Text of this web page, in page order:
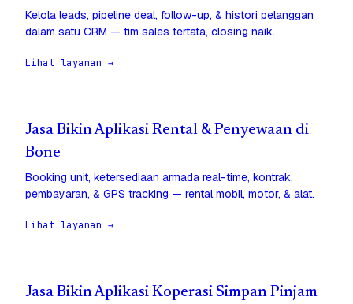
Kelola leads, pipeline deal, follow-up, & histori pelanggan
dalam satu CRM — tim sales tertata, closing naik.
Lihat layanan →
Jasa Bikin Aplikasi Rental & Penyewaan di
Bone
Booking unit, ketersediaan armada real-time, kontrak,
pembayaran, & GPS tracking — rental mobil, motor, & alat.
Lihat layanan →
Jasa Bikin Aplikasi Koperasi Simpan Pinjam